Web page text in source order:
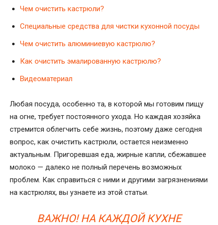
Чем очистить кастрюли?
Специальные средства для чистки кухонной посуды
Чем очистить алюминиевую кастрюлю?
Как очистить эмалированную кастрюлю?
Видеоматериал
Любая посуда, особенно та, в которой мы готовим пищу
на огне, требует постоянного ухода. Но каждая хозяйка
стремится облегчить себе жизнь, поэтому даже сегодня
вопрос, как очистить кастрюли, остается неизменно
актуальным. Пригоревшая еда, жирные капли, сбежавшее
молоко — далеко не полный перечень возможных
проблем. Как справиться с ними и другими загрязнениями
на кастрюлях, вы узнаете из этой статьи.
ВАЖНО! НА КАЖДОЙ КУХНЕ